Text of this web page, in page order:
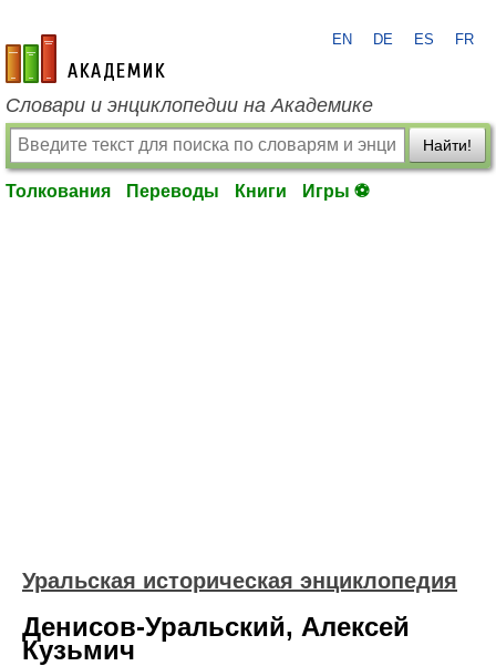
academic.ru
EN DE ES FR
Словари и энциклопедии на Академике
Найти!
Толкования Переводы Книги Игры ⚽
Уральская историческая энциклопедия
Денисов-Уральский, Алексей
Кузьмич